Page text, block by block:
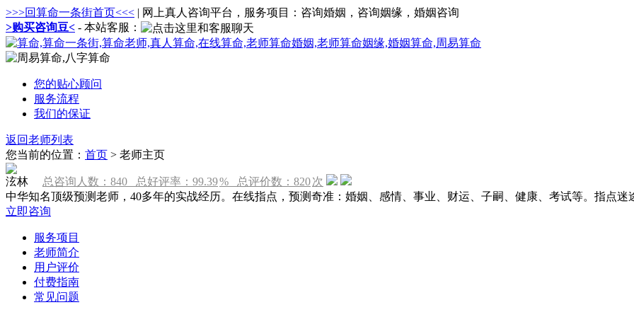
>>>回算命一条街首页<<< | 网上真人咨询平台，服务项目：咨询婚姻，咨询姻缘，婚姻咨询
>购买咨询豆< - 本站客服：
您的贴心顾问
服务流程
我们的保证
返回老师列表
您当前的位置： 首页 > 老师主页
泫林 总咨询人数： 840 总好评率： 99.39% 总评价数： 820次
中华知名顶级预测老师，40多年的实战经历。在线指点，预测奇准：婚姻、感情、事业、财运、子嗣、健康、考试等。指点迷
立即咨询
服务项目
老师简介
用户评价
付费指南
常见问题